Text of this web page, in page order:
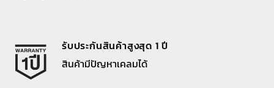
รับประกันสินค้าสูงสุด 1 ปี
สินค้ามีปัญหาเคลมได้